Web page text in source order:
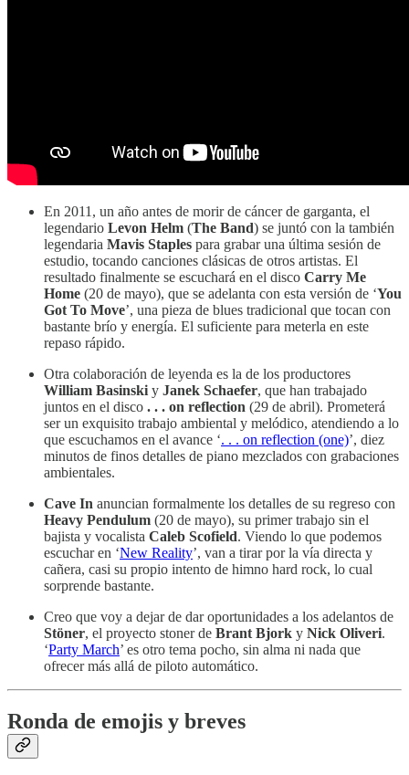
En 2011, un año antes de morir de cáncer de garganta, el
legendario Levon Helm (The Band) se juntó con la también
legendaria Mavis Staples para grabar una última sesión de
estudio, tocando canciones clásicas de otros artistas. El
resultado finalmente se escuchará en el disco Carry Me
Home (20 de mayo), que se adelanta con esta versión de ‘You
Got To Move’, una pieza de blues tradicional que tocan con
bastante brío y energía. El suficiente para meterla en este
repaso rápido.
Otra colaboración de leyenda es la de los productores
William Basinski y Janek Schaefer, que han trabajado
juntos en el disco . . . on reflection (29 de abril). Prometerá
ser un exquisito trabajo ambiental y melódico, atendiendo a lo
que escuchamos en el avance ‘. . . on reflection (one)’, diez
minutos de finos detalles de piano mezclados con grabaciones
ambientales.
Cave In anuncian formalmente los detalles de su regreso con
Heavy Pendulum (20 de mayo), su primer trabajo sin el
bajista y vocalista Caleb Scofield. Viendo lo que podemos
escuchar en ‘New Reality’, van a tirar por la vía directa y
cañera, casi su propio intento de himno hard rock, lo cual
sorprende bastante.
Creo que voy a dejar de dar oportunidades a los adelantos de
Stöner, el proyecto stoner de Brant Bjork y Nick Oliveri.
‘Party March’ es otro tema pocho, sin alma ni nada que
ofrecer más allá de piloto automático.
Ronda de emojis y breves